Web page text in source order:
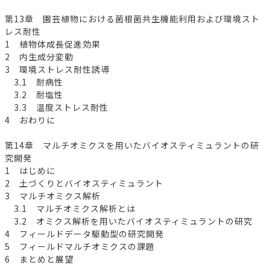
第13章 園芸植物における菌根菌共生機能利用および環境スト
レス耐性
1 植物体成長促進効果
2 内生成分変動
3 環境ストレス耐性誘導
3.1 耐病性
3.2 耐塩性
3.3 温度ストレス耐性
4 おわりに
第14章 マルチオミクスを用いたバイオスティミュラントの研
究開発
1 はじめに
2 土づくりとバイオスティミュラント
3 マルチオミクス解析
3.1 マルチオミクス解析とは
3.2 オミクス解析を用いたバイオスティミュラントの研究
4 フィールドデータ駆動型の研究開発
5 フィールドマルチオミクスの課題
6 まとめと展望